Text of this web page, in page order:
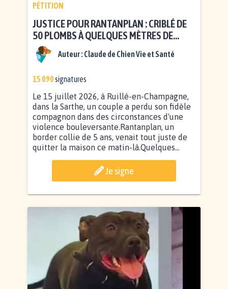
PÉTITION
JUSTICE POUR RANTANPLAN : CRIBLÉ DE
50 PLOMBS À QUELQUES MÈTRES DE
CHEZ LUI
Auteur : Claude de Chien Vie et Santé
15 090signatures
Le 15 juillet 2026, à Ruillé-en-Champagne,
dans la Sarthe, un couple a perdu son fidèle
compagnon dans des circonstances d'une
violence bouleversante.Rantanplan, un
border collie de 5 ans, venait tout juste de
quitter la maison ce matin-là.Quelques...
Je signe